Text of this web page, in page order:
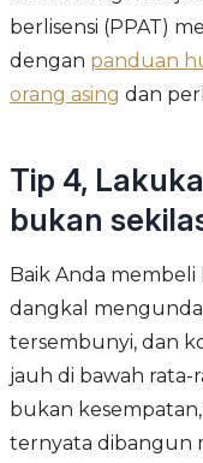
berlisensi (PPAT)
dengan panduan
orang asing dan
Tip 4,
bukan
Baik Anda membeli
dangkal
tersembunyi, dan
jauh di bawah rata-
bukan
ternyata dibangun